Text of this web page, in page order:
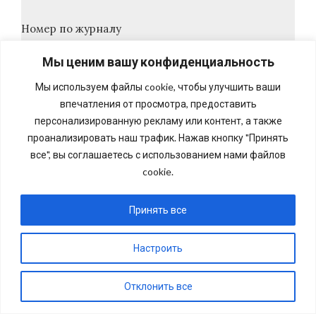
Мы ценим вашу конфиденциальность
Мы используем файлы cookie, чтобы улучшить ваши
впечатления от просмотра, предоставить
персонализированную рекламу или контент, а также
проанализировать наш трафик. Нажав кнопку "Принять
все", вы соглашаетесь с использованием нами файлов
cookie.
Настроить
Отклонить все
Принять все
Номер по журналу
« » 20 г. « » 20 г.
Подпись лица, получившего подпись
муниципального
талон-уведомления служащего, принявщего
уведомление
« » 20 г.